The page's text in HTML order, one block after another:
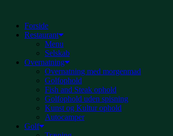
indholdForside
Restaurant
Menu
Selskab
Overnatning
Overnatning med morgenmad
Golfophold
Fish and Steak ophold
Golfophold uden spisning
Kunst og Kultur ophold
Autocamper
Golf